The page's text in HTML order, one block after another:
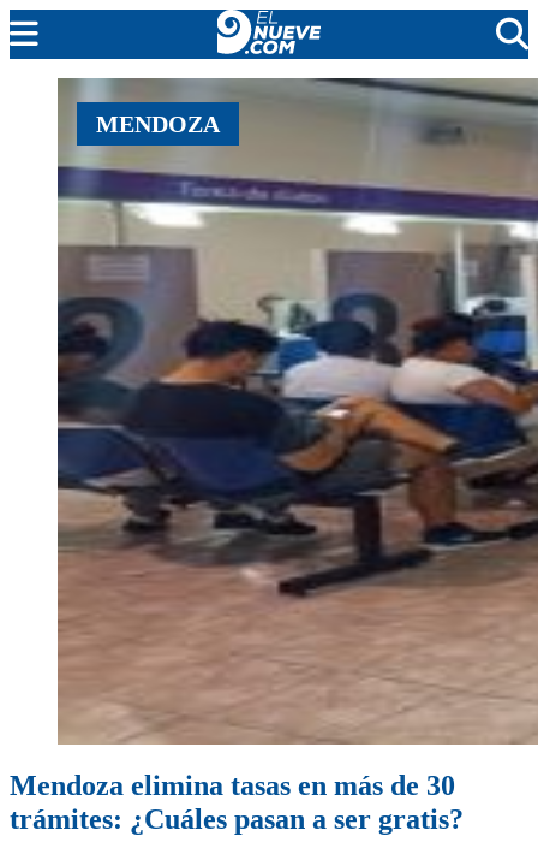
MENDOZA
CADA DÍA
ARGENTINA
NOTICIERO 9
PROTAGONISTAS
EL NUEVE STREAMS
PROGRAMACIÓN
EN VIVO
MENDOZA
Mendoza elimina tasas en más de 30
trámites: ¿Cuáles pasan a ser gratis?